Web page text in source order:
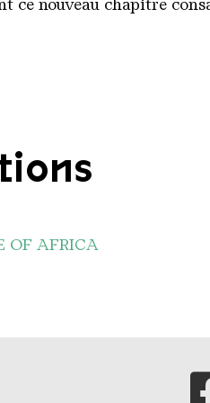
ce nouveau chapitre
OF AFRICA